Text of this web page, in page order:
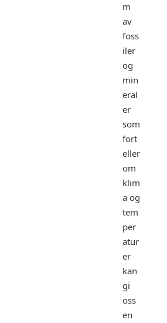
m
av
foss
iler
og
min
eral
er
som
fort
eller
om
klim
a og
tem
per
atur
er
kan
gi
oss
en